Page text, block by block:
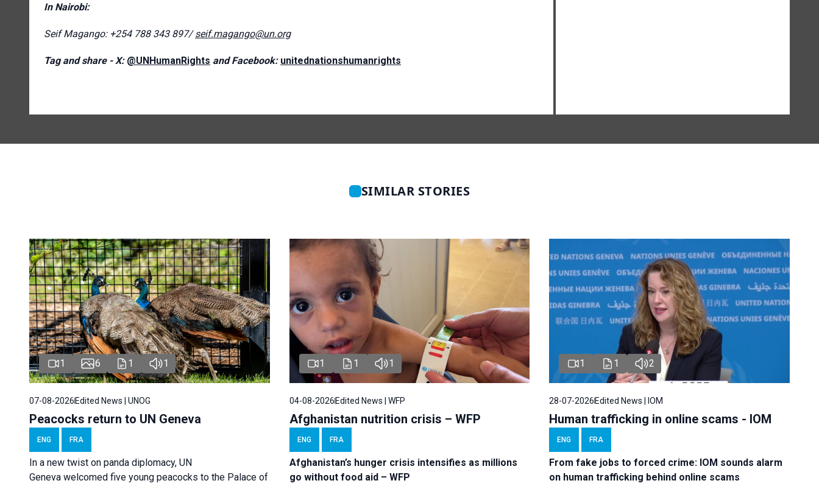
In Nairobi:
Seif Magango: +254 788 343 897/seif.magango@un.org
Tag and share - X: @UNHumanRights and Facebook: unitednationshumanrights
SIMILAR STORIES
1 6 1 1
07-08-2026Edited News | UNOG
Peacocks return to UN Geneva
ENG FRA
In a new twist on panda diplomacy, UN
Geneva welcomed five young peacocks to the Palace of
1 1 1
04-08-2026Edited News | WFP
Afghanistan nutrition crisis – WFP
ENG FRA
Afghanistan’s hunger crisis intensifies as millions
go without food aid – WFP
1 1 2
28-07-2026Edited News | IOM
Human trafficking in online scams - IOM
ENG FRA
From fake jobs to forced crime: IOM sounds alarm
on human trafficking behind online scams